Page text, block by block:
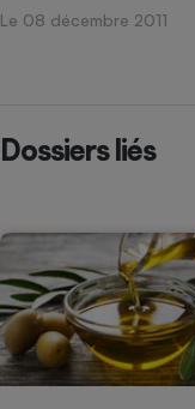
Le 08 décembre 2011
Dossiers liés